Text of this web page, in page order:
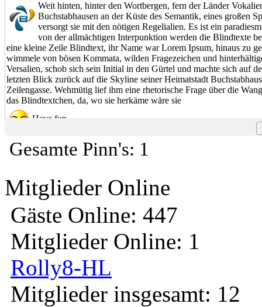
Weit hinten, hinter den Wortbergen, fern der Länder
Buchstabhausen an der Küste des Semantik, eines großen
versorgt sie mit den nötigen Regelialien. Es ist ein
von der allmächtigen Interpunktion werden die Blindtexte
eine kleine Zeile Blindtext, ihr Name war Lorem Ipsum, hinaus zu
wimmele von bösen Kommata, wilden Fragezeichen und
Versalien, schob sich sein Initial in den Gürtel und machte sich auf
letzten Blick zurück auf die Skyline seiner Heimatstadt
Zeilengasse. Wehmütig lief ihm eine rhetorische Frage über die
das Blindtextchen, da, wo sie herkäme wäre sie
Have fun
Gesamte Pinn's: 1
Mitglieder Online
Gäste Online: 447
Mitglieder Online: 1
Rolly8-HL
Mitglieder insgesamt: 12